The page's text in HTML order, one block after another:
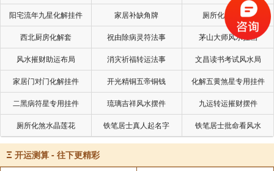
有垂珠的女子，能给丈夫和孩子带来福气。
十、发质柔软
发质柔软是女子旺夫的第十大特征。发质柔软的女
子性格柔顺，加之头发乌黑。这样在女子，能够与丈夫
和谐相处，夫唱妇随，能够处处为丈夫，为家庭分忧。
在这个信息爆炸的时代，当科技以惊人的速度改变
着世界，面相学却以其独特的魅力，静静地诉说着人类
阳宅流年九星化解挂件 家居补缺角牌 厕所化秽气煞套
西北厨房化解套 祝由除病灵符法事 茅山大师风水挂画
风水摧财助运布局 消灾祈福转运法事 文昌读书考试风水局
家居门对门化解挂件 开光精铜五帝铜钱 化解五黄煞星专用挂件
二黑病符星专用挂件 琉璃吉祥风水摆件 九运转运摧财摆件
厕所化煞水晶莲花 铁笔居士真人起名字 铁笔居士批命看风水
Ξ 开运测算 - 往下更精彩